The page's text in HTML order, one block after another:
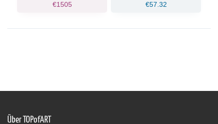
€1505
€57.32
Über TOPofART